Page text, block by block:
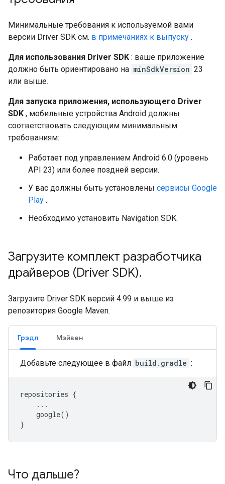
Минимальные требования к используемой вами
версии Driver SDK см. в примечаниях к выпуску .
Для использования Driver SDK : ваше приложение
должно быть ориентировано на minSdkVersion 23
или выше.
Для запуска приложения, использующего Driver
SDK , мобильные устройства Android должны
соответствовать следующим минимальным
требованиям:
Работает под управлением Android 6.0 (уровень
API 23) или более поздней версии.
У вас должны быть установлены сервисы Google
Play .
Необходимо установить Navigation SDK.
Загрузите комплект разработчика
драйверов (Driver SDK).
Загрузите Driver SDK версий 4.99 и выше из
репозитория Google Maven.
Грэдл Мэйвен
Добавьте следующее в файл build.gradle :
repositories {
...
google()
}
Что дальше?